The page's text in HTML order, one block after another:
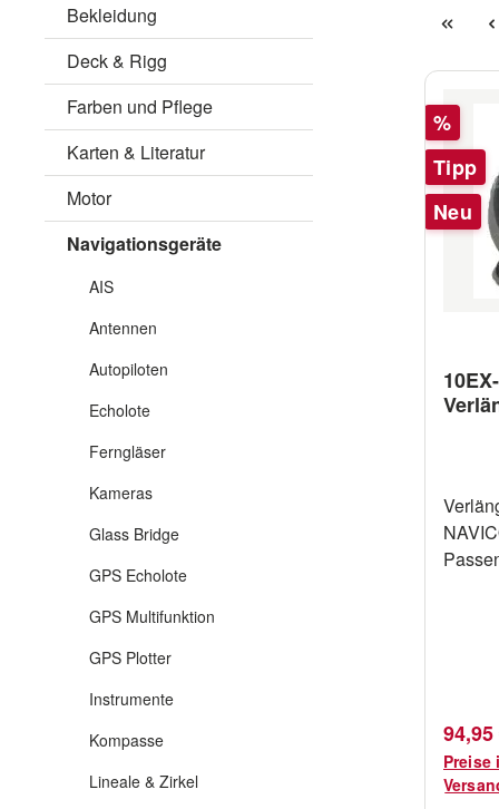
Bekleidung
Deck & Rigg
Farben und Pflege
Karten & Literatur
Motor
Navigationsgeräte
AIS
Antennen
Autopiloten
Echolote
Ferngläser
Kameras
Glass Bridge
GPS Echolote
GPS Multifunktion
GPS Plotter
Instrumente
Kompasse
Lineale & Zirkel
Rabatt
%
Tipp
Neu
94,95
Preise